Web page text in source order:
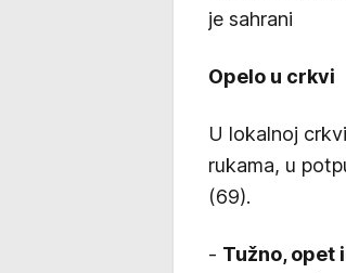
je sahrani
Opelo u crkvi
U lokalnoj
rukama, u
(69).
- Tužno, opet